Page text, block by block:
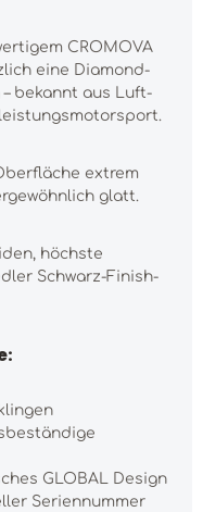
CROMOVA
eine Diamond-
– bekannt aus Luft-
extrem
glatt.
höchste
Schwarz-Finish-
GLOBAL Design
Seriennummer